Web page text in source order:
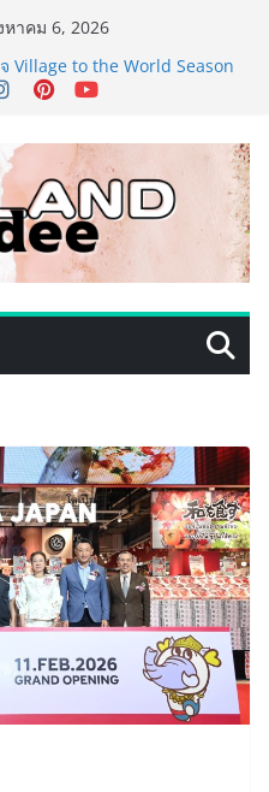
าคม 6, 2026
Village to the World Season
น ESG Tourism สืบสานพระ
นโลยี (ไทยแลนด์) เปิดโรงงาน
ยายฐานการผลิตสู่เอเชียตะวัน
ธศาสตร์ระดับโลก
อร์มจากเกมมิ่งโฟน สู่ไลฟ์สไตล์
หมุดแลนมาร์คใหม่กลางสถานี
จุดเริ่มต้นครั้งสำคัญ
ไทย นิปปอนเพนต์ผนึก 6 พันธ
ร่องเปิดตัว “NIPPON PAINT
มดูแลคุณภาพฟิล์มสีหลังการขาย
วยผลิตภัณฑ์คุณภาพและ
งจร
8 สิงหาคมนี้ ณ ลานคนเมือง